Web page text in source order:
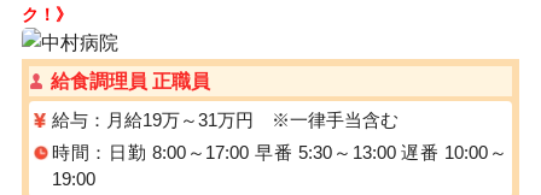
ク！》
給食調理員 正職員
給与：月給19万～31万円 ※一律手当含む
時間：日勤 8:00～17:00 早番 5:30～13:00 遅番 10:00～
19:00